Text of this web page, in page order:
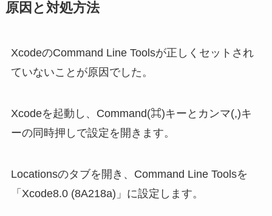
原因と対処方法
XcodeのCommand Line Toolsが正しくセットされ
ていないことが原因でした。
Xcodeを起動し、Command(⌘)キーとカンマ(,)キ
ーの同時押しで設定を開きます。
Locationsのタブを開き、Command Line Toolsを
「Xcode8.0 (8A218a)」に設定します。